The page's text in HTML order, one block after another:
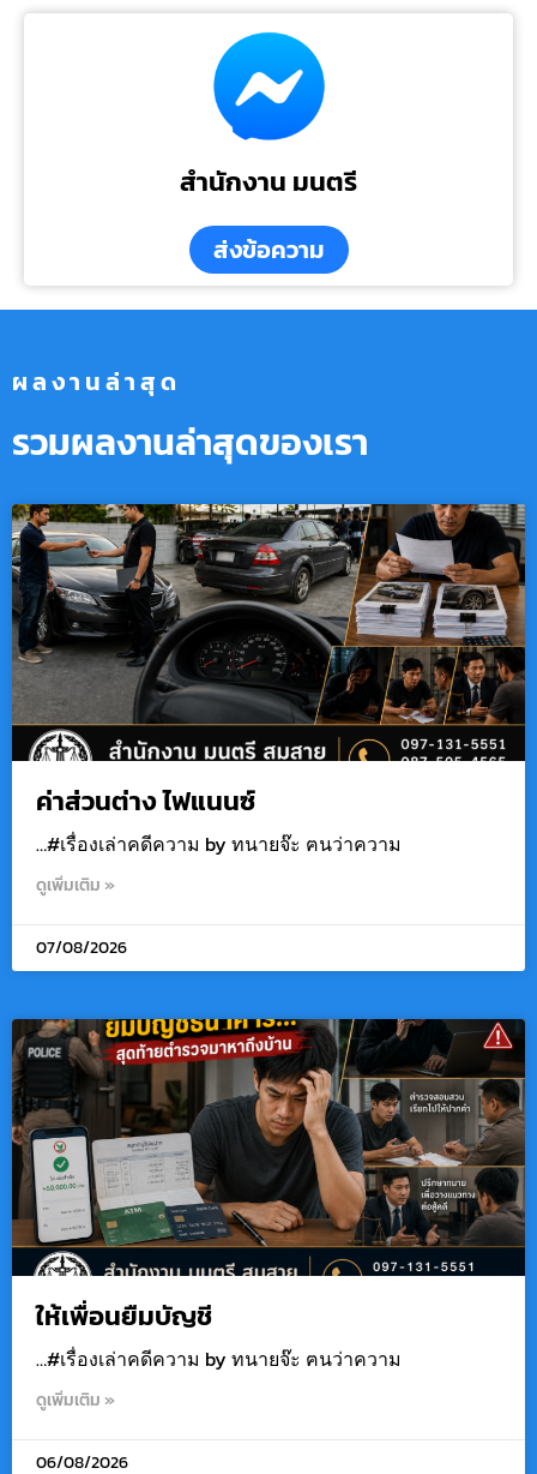
สำนักงาน มนตรี
ส่งข้อความ
ผลงานล่าสุด
รวมผลงานล่าสุดของเรา
ค่าส่วนต่าง ไฟแนนซ์
…#เรื่องเล่าคดีความ by ทนายจ๊ะ ฅนว่าความ
ดูเพิ่มเติม »
07/08/2026
ให้เพื่อนยืมบัญชี
…#เรื่องเล่าคดีความ by ทนายจ๊ะ ฅนว่าความ
ดูเพิ่มเติม »
06/08/2026